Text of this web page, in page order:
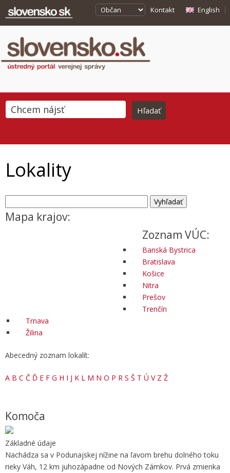
Kontakt English
Lokality
Mapa krajov:
Zoznam VÚC:
Banská Bystrica
Bratislava
Košice
Nitra
Prešov
Trenčín
Trnava
Žilina
Abecedný zoznam lokalít:
A B C Č Ď E F G H I J K L M N O P R S Š T Ú V Z Ž
Komoča
Základné údaje
Nachádza sa v Podunajskej nížine na ľavom brehu dolného toku
rieky Váh, 12 km juhozápadne od Nových Zámkov. Prvá zmienka